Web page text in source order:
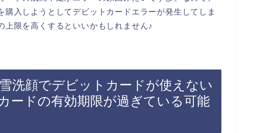
購入しようとしてデビットカードエラーが発生してしま
上限を高くするといいかもしれません♪
洗顔でデビットカードが使えない
ードの有効期限が過ぎている可能